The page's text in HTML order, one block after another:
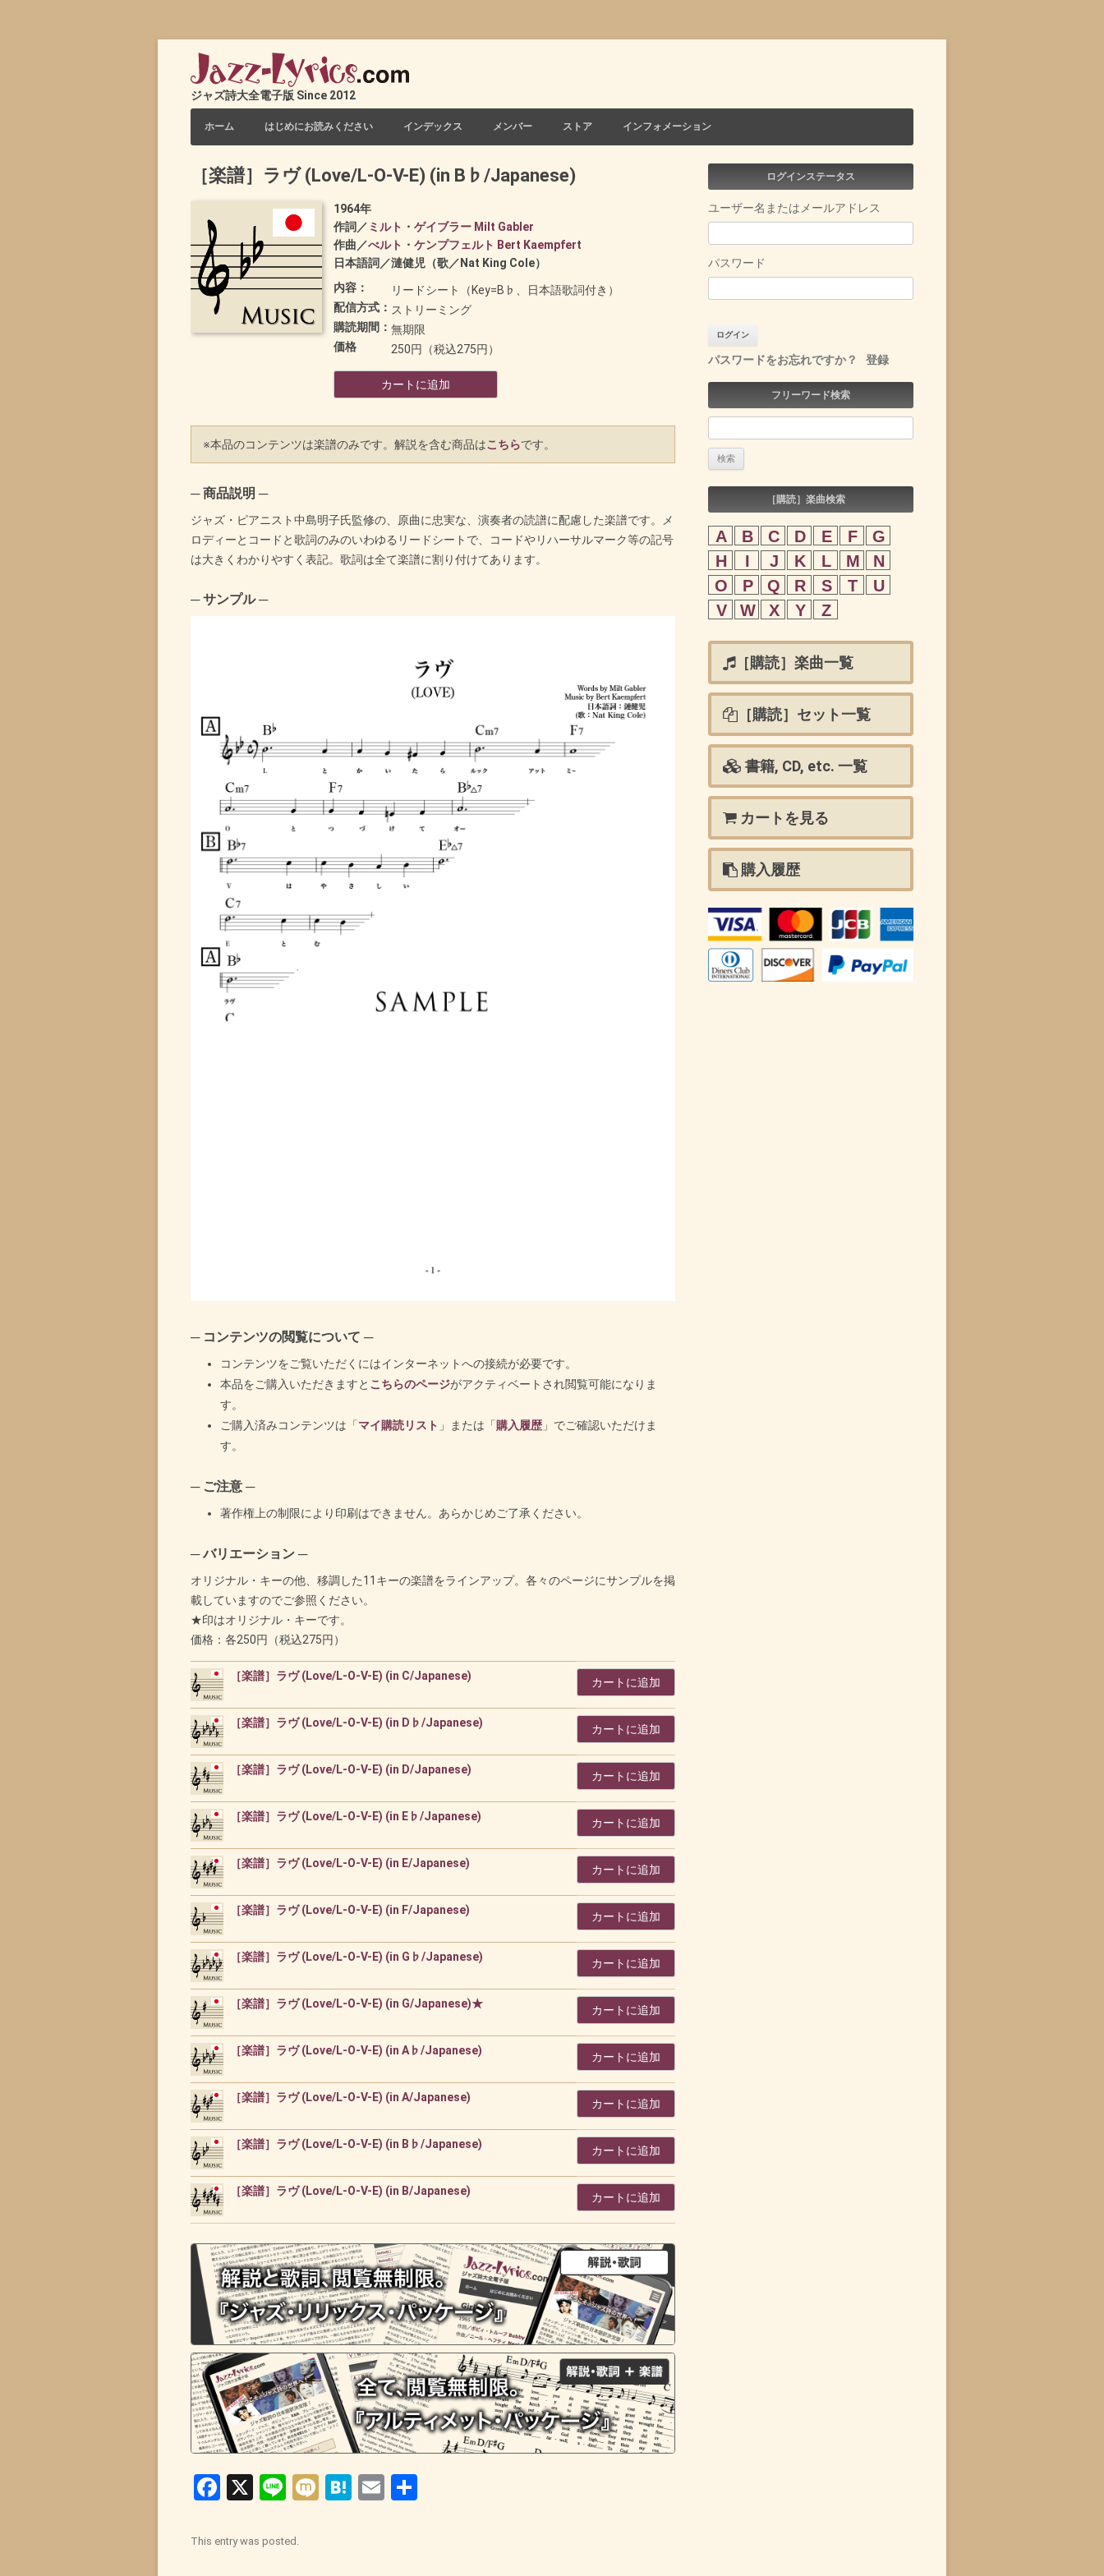
ジャズ詩大全電子版 Since 2012
コンテンツへスキップ
ホーム はじめにお読みください インデックス メンバー ストア インフォメーション
［楽譜］ラヴ (Love/L-O-V-E) (in B♭/Japanese)
1964年
作詞／ ミルト・ゲイブラー Milt Gabler
作曲／べルト・ケンプフェルト Bert Kaempfert
日本語詞／漣健児（歌／Nat King Cole）
内容：
リードシート（Key=B♭、日本語歌詞付き）
配信方式： ストリーミング
購読期間： 無期限
価格
250円（税込275円）
カートに追加
※本品のコンテンツは楽譜のみです。解説を含む商品はこちらです。
─ 商品説明 ─
ジャズ・ピアニスト中島明子氏監修の、原曲に忠実な、演奏者の読譜に配慮した楽譜です。メ
ロディーとコードと歌詞のみのいわゆるリードシートで、コードやリハーサルマーク等の記号
は大きくわかりやすく表記。歌詞は全て楽譜に割り付けてあります。
─ サンプル ─
─ コンテンツの閲覧について ─
コンテンツをご覧いただくにはインターネットへの接続が必要です。
本品をご購入いただきますと こちらのページがアクティベートされ閲覧可能になりま
す。
ご購入済みコンテンツは「マイ購読リスト 」または「 購入履歴 」でご確認いただけま
す。
─ ご注意 ─
著作権上の制限により印刷はできません。あらかじめご了承ください。
─ バリエーション ─
オリジナル・キーの他、移調した11キーの楽譜をラインアップ。各々のページにサンプルを掲
載していますのでご参照ください。
★印はオリジナル・キーです。
価格：各250円（税込275円）
［楽譜］ラヴ (Love/L-O-V-E) (in C/Japanese) カートに追加
［楽譜］ラヴ (Love/L-O-V-E) (in D♭/Japanese) カートに追加
［楽譜］ラヴ (Love/L-O-V-E) (in D/Japanese) カートに追加
［楽譜］ラヴ (Love/L-O-V-E) (in E♭/Japanese) カートに追加
［楽譜］ラヴ (Love/L-O-V-E) (in E/Japanese) カートに追加
［楽譜］ラヴ (Love/L-O-V-E) (in F/Japanese) カートに追加
［楽譜］ラヴ (Love/L-O-V-E) (in G♭/Japanese) カートに追加
［楽譜］ラヴ (Love/L-O-V-E) (in G/Japanese)★ カートに追加
［楽譜］ラヴ (Love/L-O-V-E) (in A♭/Japanese) カートに追加
［楽譜］ラヴ (Love/L-O-V-E) (in A/Japanese) カートに追加
［楽譜］ラヴ (Love/L-O-V-E) (in B♭/Japanese) カートに追加
［楽譜］ラヴ (Love/L-O-V-E) (in B/Japanese) カートに追加
Facebook
X LineMixiHatena
Email
This entry was posted.
ログインステータス
ユーザー名またはメールアドレス
パスワード
パスワードをお忘れですか？ 登録
フリーワード検索
索:
［購読］楽曲検索
A B C D E F
G
H
I J K L M
N
O
P Q R S T
U
V
W X Y Z
［購読］楽曲一覧
［購読］セット一覧
書籍, CD, etc. 一覧
カートを見る
購入履歴